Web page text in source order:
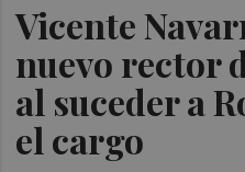
Vicente
nuevo rector
al suceder a
el cargo